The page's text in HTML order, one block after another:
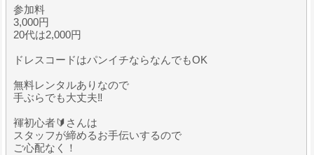
参加料
3,000円
20代は2,000円
ドレスコードはパンイチならなんでもOK
無料レンタルありなので
手ぶらでも大丈夫‼️
褌初心者🔰さんは
スタッフが締めるお手伝いするので
ご心配なく！